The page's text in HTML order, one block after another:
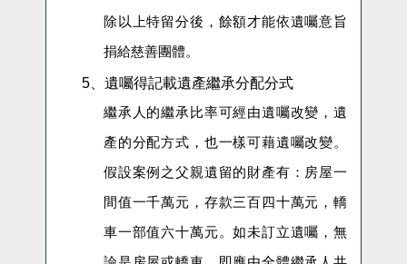
除以上特留分後，餘額才能依遺囑意旨
捐給慈善團體。
5、 遺囑得記載遺產繼承分配分式
繼承人的繼承比率可經由遺囑改變，遺
產的分配方式，也一樣可藉遺囑改變。
假設案例之父親遺留的財產有：房屋一
間值一千萬元 ， 存款三百四十萬元，轎
車一部值六十萬元。如未訂立遺囑，無